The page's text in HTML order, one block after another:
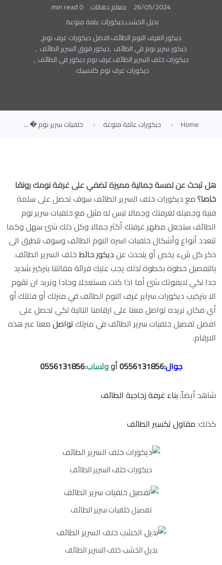
26/05/2024 معلم دهانات 0 min read
بديل الخشب,ديكورات عامة منوعة
ديكور الغرف النوم الطائف.افضل ديكورات غرف نوم,
ديكور سرير نوم في الطائف ,ديكور فوق السرير الطائف ,
ديكورات خلف السرير الطائف.غرف نوم ديكور في الطائف ,
ديكورات غرف نوم كلاسيك
Home ديكورات عامة منوعة خلفيات سرير نوم � ...
هل تبحث عن لمسة جمالية مميزة تضفي على غرفة نومك رونقا
خاصا؟مع ديكورات خلف السرير الطائف سوف تحصل على سلمة
فنية وجميله لغرفتك وجمالا ليس له مثيل مع خلفيات سرير نوم
الطائف ستجعل مظهر غرفتك أكثر جمالا وكل ذلك شئ سهل وكما
تتعدد أنواع وأشكال خلفيات اسره النوم الطائف وسوف نتطرق الى
ذكر كل شء يخص أو يتحدث عنديكور حائطخلف السرير الطائف.
بالتفصيل خطوة بخطوة لذلك يجب عليك قرائة مقالتنا بتركيز شديد
جدا لكي لايفوتك شئ أما اذا كنت مستعجلا وحادا وتريد ان تقوم
الا بتركيب ديكورات سراير غرف النوم الطائف في منزلك أو فللتك أو
أي مكان تريده تواصل معنا على ارقامنا التالية لكي تحصل على
افضل تفصيل خلفيات سرير الطائف في منزلكتواصلمعنا عبر هذه
الارقام.
جوال:0556131856أووتساب:0556131856
شاهد أيضاً:بناء غرفة زجاجية الطائف
كذلك:مقاول تكسير الطائف
ديكورات خلف السرير الطائف
تفصيل خلفيات سرير الطائف
بديل الخشب خلف السرير الطائف